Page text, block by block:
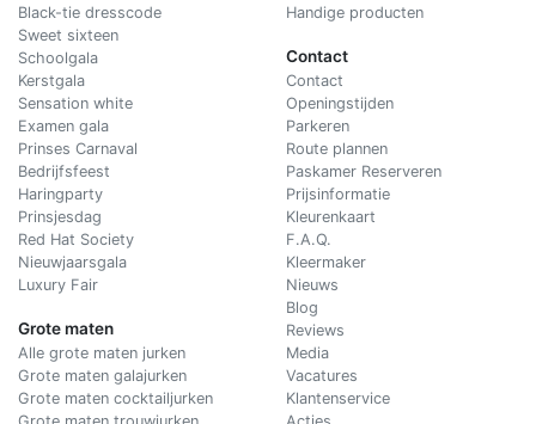
Black-tie dresscode
Sweet sixteen
Schoolgala
Kerstgala
Sensation white
Examen gala
Prinses Carnaval
Bedrijfsfeest
Haringparty
Prinsjesdag
Red Hat Society
Nieuwjaarsgala
Luxury Fair
Grote maten
Alle grote maten jurken
Grote maten galajurken
Grote maten cocktailjurken
Handige producten
Contact
Contact
Openingstijden
Parkeren
Route plannen
Paskamer Reserveren
Prijsinformatie
Kleurenkaart
F.A.Q.
Kleermaker
Nieuws
Blog
Reviews
Media
Vacatures
Klantenservice